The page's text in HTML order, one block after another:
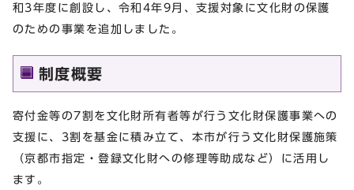
和3年度に創設し、令和4年9月、支援対象に文化財の保護
のための事業を追加しました。
制度概要
寄付金等の7割を文化財所有者等が行う文化財保護事業への
支援に、3割を基金に積み立て、本市が行う文化財保護施策
（京都市指定・登録文化財への修理等助成など）に活用し
ます。